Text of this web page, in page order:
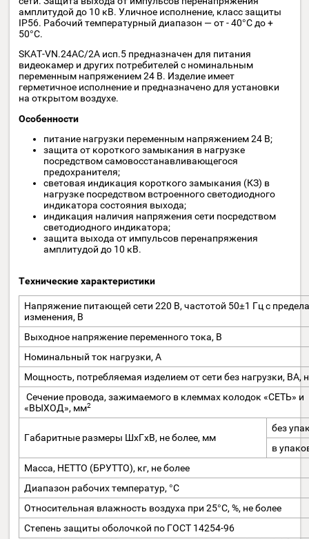
Описание
Отзывы
Сертификаты
Руководство по эксплуатации
Защита выходов от КЗ посредством
самовосстанавливающегося предохранителя. Световая
индикация короткого замыкания и наличия
сети. Защита выхода от импульсов перенапряжения
амплитудой до 10 кВ. Уличное исполнение, класс
IP56. Рабочий температурный диапазон — от - 40°С до +
50°С.
SKAT-VN.24AC/2А исп.5 предназначен для питания
видеокамер и других потребителей с номинальным
переменным напряжением 24 В. Изделие имеет
герметичное исполнение и предназначено для
на открытом воздухе.
Особенности
защита от короткого замыкания в нагрузке
предохранителя;
световая индикация короткого замыкания (КЗ) в
нагрузке посредством встроенного светодиодного
индикатора состояния выхода;
индикация наличия напряжения сети посредством
светодиодного индикатора;
защита выхода от импульсов перенапряжения
амплитудой до 10 кВ.
Напряжение питающей сети 220 В, частотой 50±1 Гц с
изменения, В
Выходное напряжение переменного тока, В
Номинальный ток нагрузки, А
Мощность, потребляемая изделием от сети без